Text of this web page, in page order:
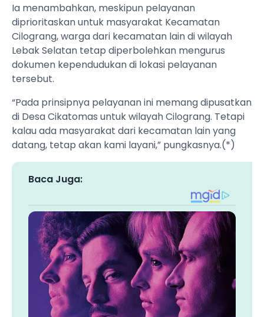
Ia menambahkan, meskipun pelayanan
diprioritaskan untuk masyarakat Kecamatan
Cilograng, warga dari kecamatan lain di wilayah
Lebak Selatan tetap diperbolehkan mengurus
dokumen kependudukan di lokasi pelayanan
tersebut.
“Pada prinsipnya pelayanan ini memang dipusatkan
di Desa Cikatomas untuk wilayah Cilograng. Tetapi
kalau ada masyarakat dari kecamatan lain yang
datang, tetap akan kami layani,” pungkasnya.(*)
Baca Juga: